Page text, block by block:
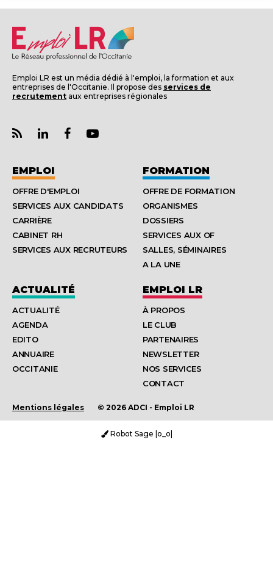
Emploi LR est un média dédié à l'emploi, la formation et aux
entreprises de l'Occitanie. Il propose des services de
recrutement aux entreprises régionales
EMPLOI
OFFRE D'EMPLOI
SERVICES AUX CANDIDATS
CARRIÈRE
CABINET RH
SERVICES AUX RECRUTEURS
FORMATION
OFFRE DE FORMATION
ORGANISMES
DOSSIERS
SERVICES AUX OF
SALLES, SÉMINAIRES
A LA UNE
ACTUALITÉ
ACTUALITÉ
AGENDA
EDITO
ANNUAIRE
OCCITANIE
EMPLOI LR
À PROPOS
LE CLUB
PARTENAIRES
NEWSLETTER
NOS SERVICES
CONTACT
Mentions légales © 2026 ADCI - Emploi LR
Robot Sage |o_o|